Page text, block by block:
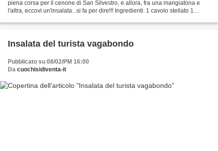
piena corsa per il cenone di San Silvestro, e allora, fra una mangiatona e
l'altra, eccovi un'insalata...si fa per dire!!! Ingredienti: 1 cavolo stellato 1
Insalata del turista vagabondo
Pubblicato su 08/02/PM 16:00
Da cuochisidiventa-it